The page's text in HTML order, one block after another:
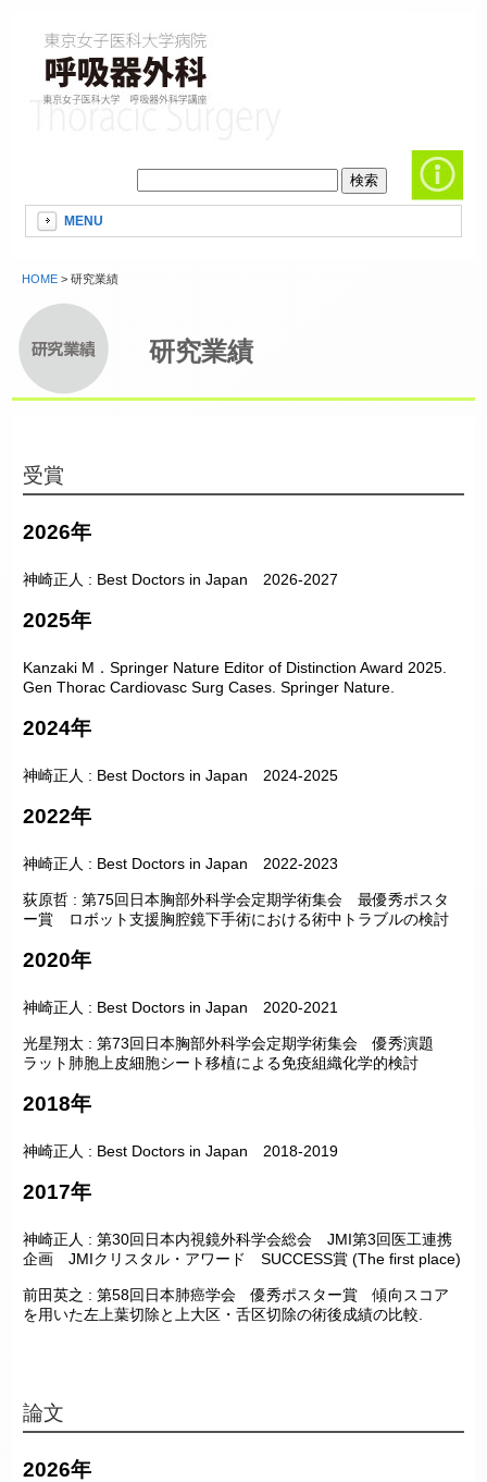
MENU
HOME > 研究業績
研究業績
受賞
2026年
神崎正人 : Best Doctors in Japan 2026-2027
2025年
Kanzaki M．Springer Nature Editor of Distinction Award 2025.
Gen Thorac Cardiovasc Surg Cases. Springer Nature.
2024年
神崎正人 : Best Doctors in Japan 2024-2025
2022年
神崎正人 : Best Doctors in Japan 2022-2023
荻原哲 : 第75回日本胸部外科学会定期学術集会 最優秀ポスタ
ー賞 ロボット支援胸腔鏡下手術における術中トラブルの検討
2020年
神崎正人 : Best Doctors in Japan 2020-2021
光星翔太 : 第73回日本胸部外科学会定期学術集会 優秀演題
ラット肺胞上皮細胞シート移植による免疫組織化学的検討
2018年
神崎正人 : Best Doctors in Japan 2018-2019
2017年
神崎正人 : 第30回日本内視鏡外科学会総会 JMI第3回医工連携
企画 JMIクリスタル・アワード SUCCESS賞 (The first place)
前田英之 : 第58回日本肺癌学会 優秀ポスター賞傾向スコア
を用いた左上葉切除と上大区・舌区切除の術後成績の比較
論文
2026年